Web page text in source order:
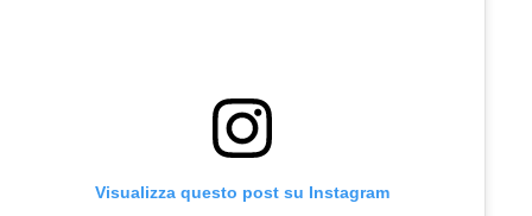
Visualizza questo post su Instagram